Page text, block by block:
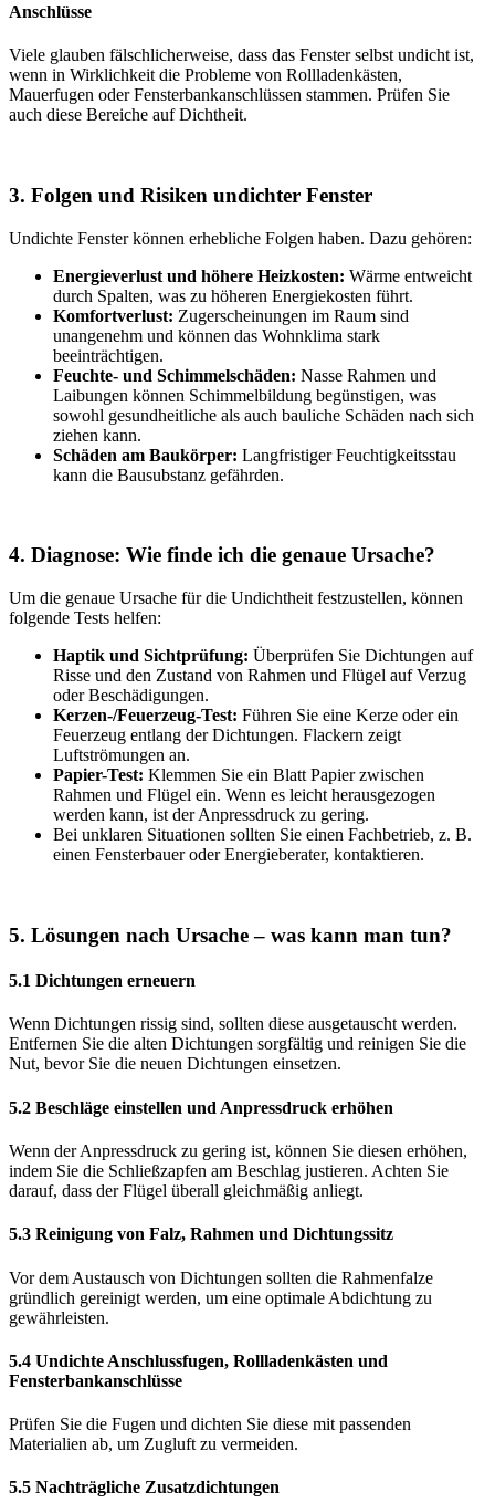
Anschlüsse
Viele glauben fälschlicherweise, dass das Fenster selbst undicht ist,
wenn in Wirklichkeit die Probleme von Rollladenkästen,
Mauerfugen oder Fensterbankanschlüssen stammen. Prüfen Sie
auch diese Bereiche auf Dichtheit.
3. Folgen und Risiken undichter Fenster
Undichte Fenster können erhebliche Folgen haben. Dazu gehören:
Energieverlust und höhere Heizkosten: Wärme entweicht
durch Spalten, was zu höheren Energiekosten führt.
Komfortverlust: Zugerscheinungen im Raum sind
unangenehm und können das Wohnklima stark
beeinträchtigen.
Feuchte- und Schimmelschäden: Nasse Rahmen und
Laibungen können Schimmelbildung begünstigen, was
sowohl gesundheitliche als auch bauliche Schäden nach sich
ziehen kann.
Schäden am Baukörper: Langfristiger Feuchtigkeitsstau
kann die Bausubstanz gefährden.
4. Diagnose: Wie finde ich die genaue Ursache?
Um die genaue Ursache für die Undichtheit festzustellen, können
folgende Tests helfen:
Haptik und Sichtprüfung: Überprüfen Sie Dichtungen auf
Risse und den Zustand von Rahmen und Flügel auf Verzug
oder Beschädigungen.
Kerzen-/Feuerzeug-Test: Führen Sie eine Kerze oder ein
Feuerzeug entlang der Dichtungen. Flackern zeigt
Luftströmungen an.
Papier-Test: Klemmen Sie ein Blatt Papier zwischen
Rahmen und Flügel ein. Wenn es leicht herausgezogen
werden kann, ist der Anpressdruck zu gering.
Bei unklaren Situationen sollten Sie einen Fachbetrieb, z. B.
einen Fensterbauer oder Energieberater, kontaktieren.
5. Lösungen nach Ursache – was kann man tun?
5.1 Dichtungen erneuern
Wenn Dichtungen rissig sind, sollten diese ausgetauscht werden.
Entfernen Sie die alten Dichtungen sorgfältig und reinigen Sie die
Nut, bevor Sie die neuen Dichtungen einsetzen.
5.2 Beschläge einstellen und Anpressdruck erhöhen
Wenn der Anpressdruck zu gering ist, können Sie diesen erhöhen,
indem Sie die Schließzapfen am Beschlag justieren. Achten Sie
darauf, dass der Flügel überall gleichmäßig anliegt.
5.3 Reinigung von Falz, Rahmen und Dichtungssitz
Vor dem Austausch von Dichtungen sollten die Rahmenfalze
gründlich gereinigt werden, um eine optimale Abdichtung zu
gewährleisten.
5.4 Undichte Anschlussfugen, Rollladenkästen und
Fensterbankanschlüsse
Prüfen Sie die Fugen und dichten Sie diese mit passenden
Materialien ab, um Zugluft zu vermeiden.
5.5 Nachträgliche Zusatzdichtungen